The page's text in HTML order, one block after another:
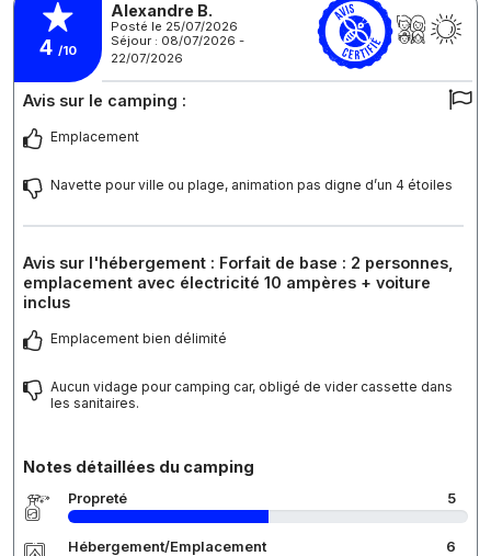
4 /10
Alexandre B.
Posté le 25/07/2026
Séjour : 08/07/2026 -
22/07/2026
Avis sur le camping :
Emplacement
Navette pour ville ou plage, animation pas digne d’un 4 étoiles
Avis sur l'hébergement : Forfait de base : 2 personnes,
emplacement avec électricité 10 ampères + voiture
inclus
Emplacement bien délimité
Aucun vidage pour camping car, obligé de vider cassette dans
les sanitaires.
Notes détaillées du camping
Propreté 5
Hébergement/Emplacement 6